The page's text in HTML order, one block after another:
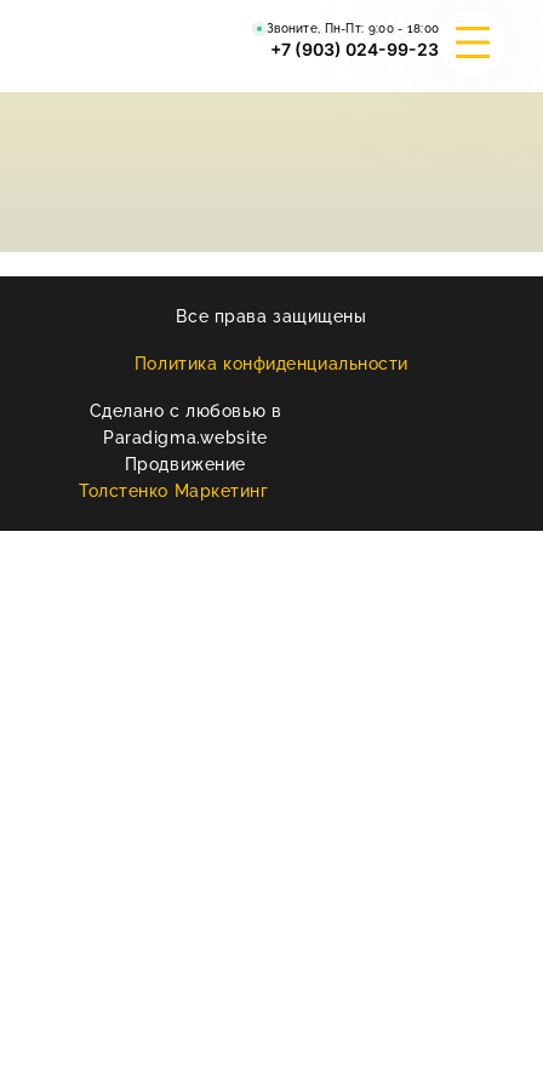
Звоните, Пн-Пт: 9:00 - 18:00
+7 (903) 024-99-23
РЕКВИЗИТЫ
КОНТАКТЫ
Все права защищены
Политика конфиденциальности
Сделано с любовью в
Paradigma.website
Продвижение
Толстенко Маркетинг